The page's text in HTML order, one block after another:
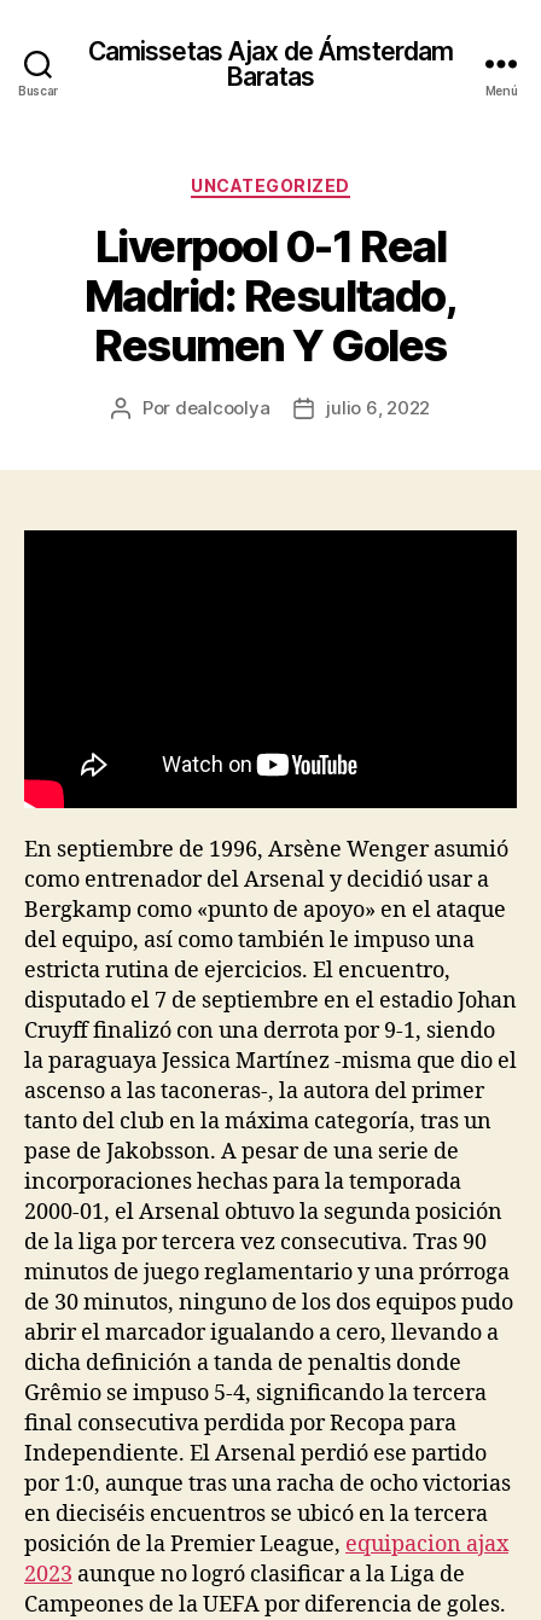
Buscar
Camissetas Ajax de Ámsterdam
Baratas
Menú
Categorías
UNCATEGORIZED
Liverpool 0-1 Real
Madrid: Resultado,
Resumen Y Goles
Autor
Por dealcoolya
Fechajulio 6, 2022
En septiembre de 1996, Arsène Wenger asumió
como entrenador del Arsenal y decidió usar a
Bergkamp como «punto de apoyo» en el ataque
del equipo, así como también le impuso una
estricta rutina de ejercicios. El encuentro,
disputado el 7 de septiembre en el estadio Johan
Cruyff finalizó con una derrota por 9-1, siendo
la paraguaya Jessica Martínez -misma que dio el
ascenso a las taconeras-, la autora del primer
tanto del club en la máxima categoría, tras un
pase de Jakobsson. A pesar de una serie de
incorporaciones hechas para la temporada
2000-01, el Arsenal obtuvo la segunda posición
de la liga por tercera vez consecutiva. Tras 90
minutos de juego reglamentario y una prórroga
de 30 minutos, ninguno de los dos equipos pudo
abrir el marcador igualando a cero, llevando a
dicha definición a tanda de penaltis donde
Grêmio se impuso 5-4, significando la tercera
final consecutiva perdida por Recopa para
Independiente. El Arsenal perdió ese partido
por 1:0, aunque tras una racha de ocho victorias
en dieciséis encuentros se ubicó en la tercera
posición de la Premier League, equipacion ajax
2023 aunque no logró clasificar a la Liga de
Campeones de la UEFA por diferencia de goles.